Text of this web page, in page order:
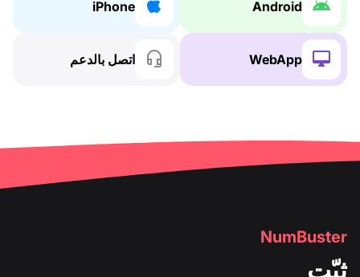
Android
iPhone
WebApp اتصل بالدعم
NumBuster
ثبّت